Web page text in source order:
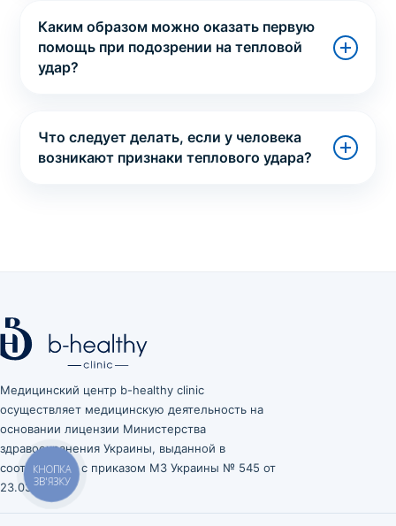
Каким образом можно оказать первую
помощь при подозрении на тепловой
удар?
Что следует делать, если у человека
возникают признаки теплового удара?
Медицинский центр b-healthy clinic
осуществляет медицинскую деятельность на
основании лицензии Министерства
здравоохранения Украины, выданной в
соответствии с приказом МЗ Украины № 545 от
23.03.2021.
КНОПКА
ЗВ'ЯЗКУ